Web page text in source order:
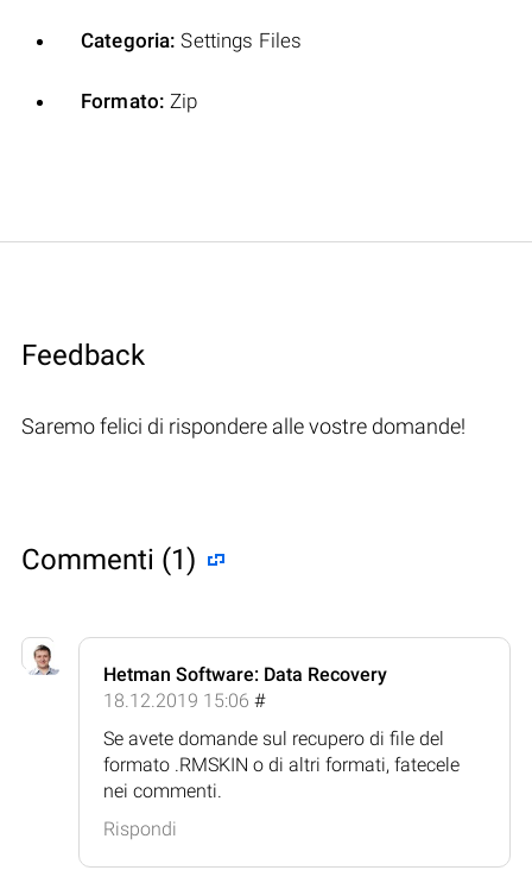
Categoria: Settings Files
Formato: Zip
Feedback
Saremo felici di rispondere alle vostre domande!
Commenti (1)
Hetman Software: Data Recovery
18.12.2019 15:06 #
Se avete domande sul recupero di file del
formato .RMSKIN o di altri formati, fatecele
nei commenti.
Rispondi